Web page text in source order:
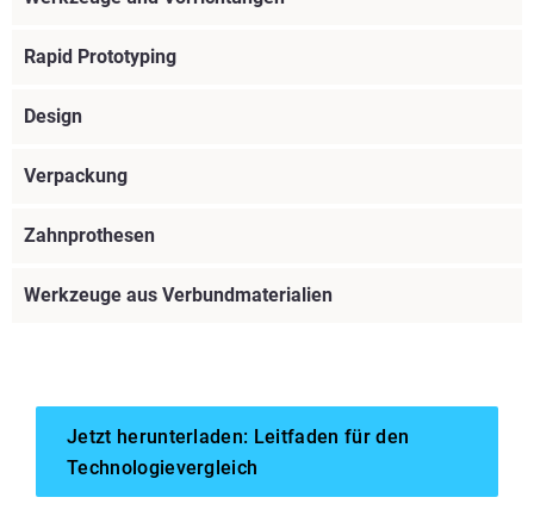
Rapid Prototyping
Design
Verpackung
Zahnprothesen
Werkzeuge aus Verbundmaterialien
Jetzt herunterladen: Leitfaden für den
Technologievergleich